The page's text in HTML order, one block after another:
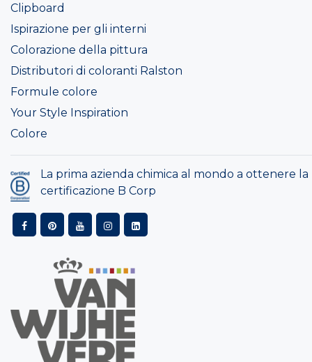
Clipboard
Ispirazione per gli interni
Colorazione della pittura
Distributori di coloranti Ralston
Formule colore
Your Style Inspiration
Colore
La prima azienda chimica al mondo a ottenere la
certificazione B Corp